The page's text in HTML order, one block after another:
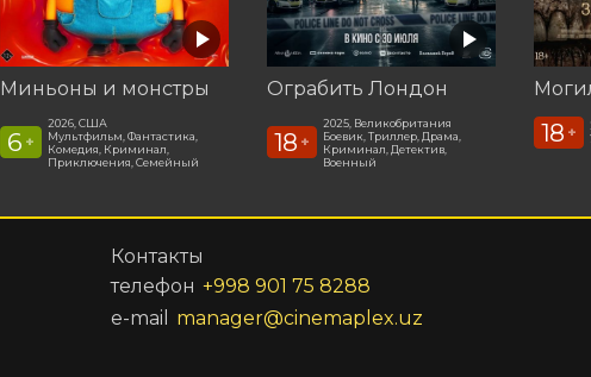
Миньоны и монстры
6 +
2026, США
Мультфильм, Фантастика,
Комедия, Криминал,
Приключения, Семейный
Ограбить Лондон
18 +
2025, Великобритания
Боевик, Триллер, Драма,
Криминал, Детектив,
Военный
18 +
Контакты
телефон +998 901 75 8288
e-mail
manager@cinemaplex.uz